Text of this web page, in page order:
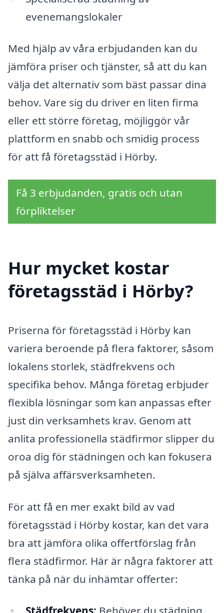
evenemangslokaler
Med hjälp av våra erbjudanden kan du
jämföra priser och tjänster, så att du kan
välja det alternativ som bäst passar dina
behov. Vare sig du driver en liten firma
eller ett större företag, möjliggör vår
plattform en snabb och smidig process
för att få företagsstäd i Hörby.
Få 3 erbjudanden, gratis och utan
förpliktelser
Hur mycket kostar
företagsstäd i Hörby?
Priserna för företagsstäd i Hörby kan
variera beroende på flera faktorer, såsom
lokalens storlek, städfrekvens och
specifika behov. Många företag erbjuder
flexibla lösningar som kan anpassas efter
just din verksamhets krav. Genom att
anlita professionella städfirmor slipper du
oroa dig för städningen och kan fokusera
på själva affärsverksamheten.
För att få en mer exakt bild av vad
företagsstäd i Hörby kostar, kan det vara
bra att jämföra olika offertförslag från
flera städfirmor. Här är några faktorer att
tänka på när du inhämtar offerter: